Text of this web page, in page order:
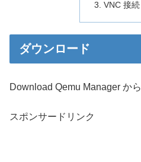
VNC 接続
ダウンロード
Download Qemu Manager か
スポンサードリンク